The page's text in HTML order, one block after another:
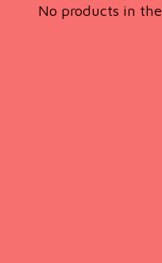
No products in